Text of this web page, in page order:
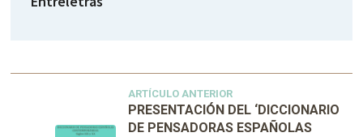
ARTÍCULO ANTERIOR
PRESENTACIÓN DEL ‘DICCIONARIO
DE PENSADORAS ESPAÑOLAS